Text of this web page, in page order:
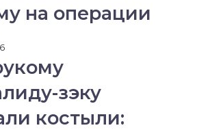
на операции
зэку
костыли: